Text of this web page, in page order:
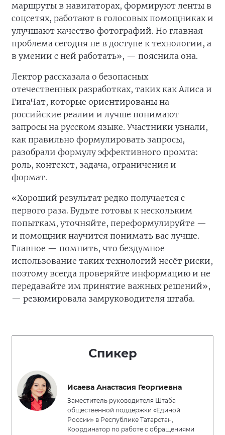
маршруты в навигаторах, формируют ленты в
соцсетях, работают в голосовых помощниках и
улучшают качество фотографий. Но главная
проблема сегодня не в доступе к технологии, а
в умении с ней работать», — пояснила она.
Лектор рассказала о безопасных
отечественных разработках, таких как Алиса и
ГигаЧат, которые ориентированы на
российские реалии и лучше понимают
запросы на русском языке. Участники узнали,
как правильно формулировать запросы,
разобрали формулу эффективного промта:
роль, контекст, задача, ограничения и
формат.
«Хороший результат редко получается с
первого раза. Будьте готовы к нескольким
попыткам, уточняйте, переформулируйте —
и помощник научится понимать вас лучше.
Главное — помнить, что бездумное
использование таких технологий несёт риски,
поэтому всегда проверяйте информацию и не
передавайте им принятие важных решений»,
— резюмировала замруководителя штаба.
Спикер
Исаева Анастасия Георгиевна
Заместитель руководителя Штаба
общественной поддержки «Единой
России» в Республике Татарстан,
Координатор по работе с обращениями